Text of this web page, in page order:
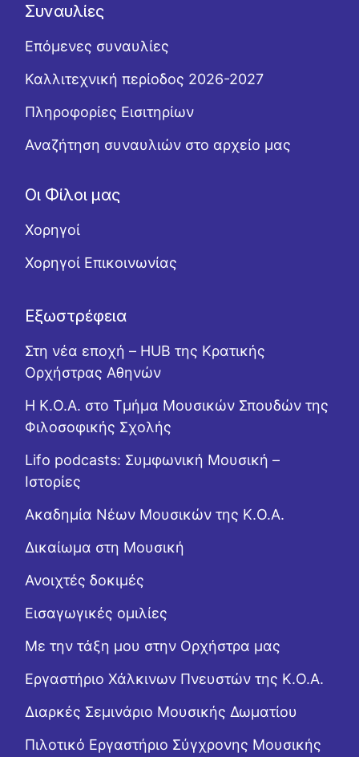
Συναυλίες
Επόμενες συναυλίες
Καλλιτεχνική περίοδος 2026-2027
Πληροφορίες Εισιτηρίων
Αναζήτηση συναυλιών στο αρχείο μας
Οι Φίλοι μας
Χορηγοί
Χορηγοί Επικοινωνίας
Εξωστρέφεια
Στη νέα εποχή – HUB της Κρατικής
Ορχήστρας Αθηνών
Η Κ.Ο.Α. στο Τμήμα Μουσικών Σπουδών της
Φιλοσοφικής Σχολής
Lifo podcasts: Συμφωνική Μουσική –
Ιστορίες
Ακαδημία Νέων Μουσικών της Κ.Ο.Α.
Δικαίωμα στη Μουσική
Ανοιχτές δοκιμές
Εισαγωγικές ομιλίες
Με την τάξη μου στην Ορχήστρα μας
Εργαστήριo Χάλκινων Πνευστών της Κ.Ο.Α.
Διαρκές Σεμινάριο Μουσικής Δωματίου
Πιλοτικό Εργαστήριο Σύγχρονης Μουσικής